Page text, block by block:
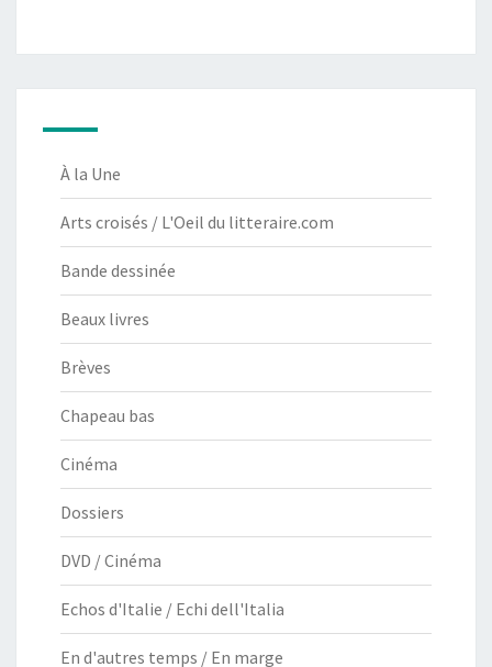
À la Une
Arts croisés / L'Oeil du litteraire.com
Bande dessinée
Beaux livres
Brèves
Chapeau bas
Cinéma
Dossiers
DVD / Cinéma
Echos d'Italie / Echi dell'Italia
En d'autres temps / En marge